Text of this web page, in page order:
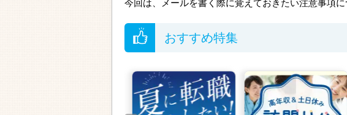
今回は、メールを書く際に覚えておきたい注意事項に
おすすめ特集